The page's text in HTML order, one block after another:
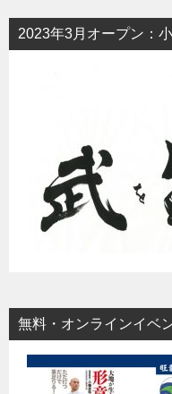
2023年3月オープン：
無料・オンラインイベ